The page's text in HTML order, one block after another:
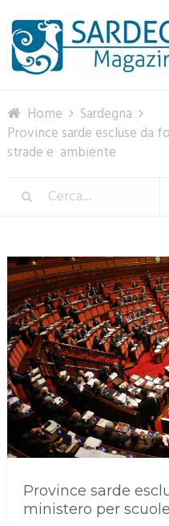
Home
Sardegna
Province sarde escluse da
strade e ambiente
Province sarde
ministero per